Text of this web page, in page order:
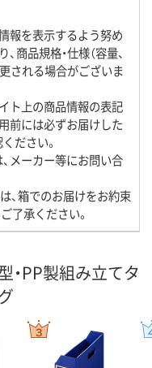
報を表示するよう努め
商品規格・仕様（容量、
される場合がございま
ト上の商品情報の表記
前には必ずお届けした
ださい。
メーカー等にお問い合
、箱でのお届けをお約束
了承ください。
・PP製組み立てタ